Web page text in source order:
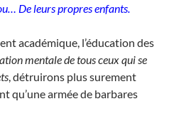
De leurs propres enfants.
académique, l’éducation des
mentale de tous ceux qui se
, détruirons plus surement
qu’une armée de barbares